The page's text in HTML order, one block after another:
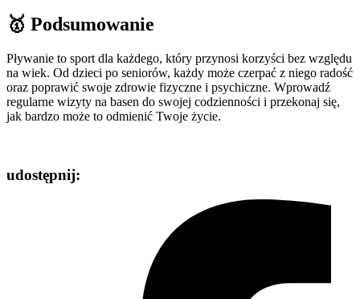
🥇 Podsumowanie
Pływanie to sport dla każdego, który przynosi korzyści bez względu
na wiek. Od dzieci po seniorów, każdy może czerpać z niego radość
oraz poprawić swoje zdrowie fizyczne i psychiczne. Wprowadź
regularne wizyty na basen do swojej codzienności i przekonaj się,
jak bardzo może to odmienić Twoje życie.
udostępnij: